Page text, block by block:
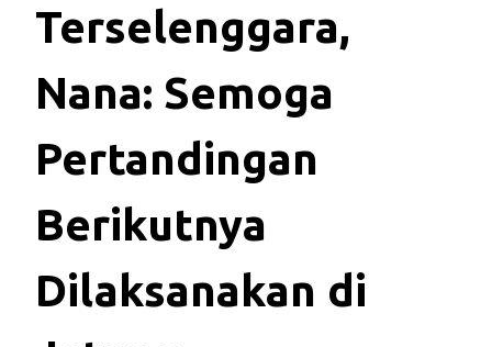
Terselenggara,
Nana: Semoga
Pertandingan
Berikutnya
Dilaksanakan di